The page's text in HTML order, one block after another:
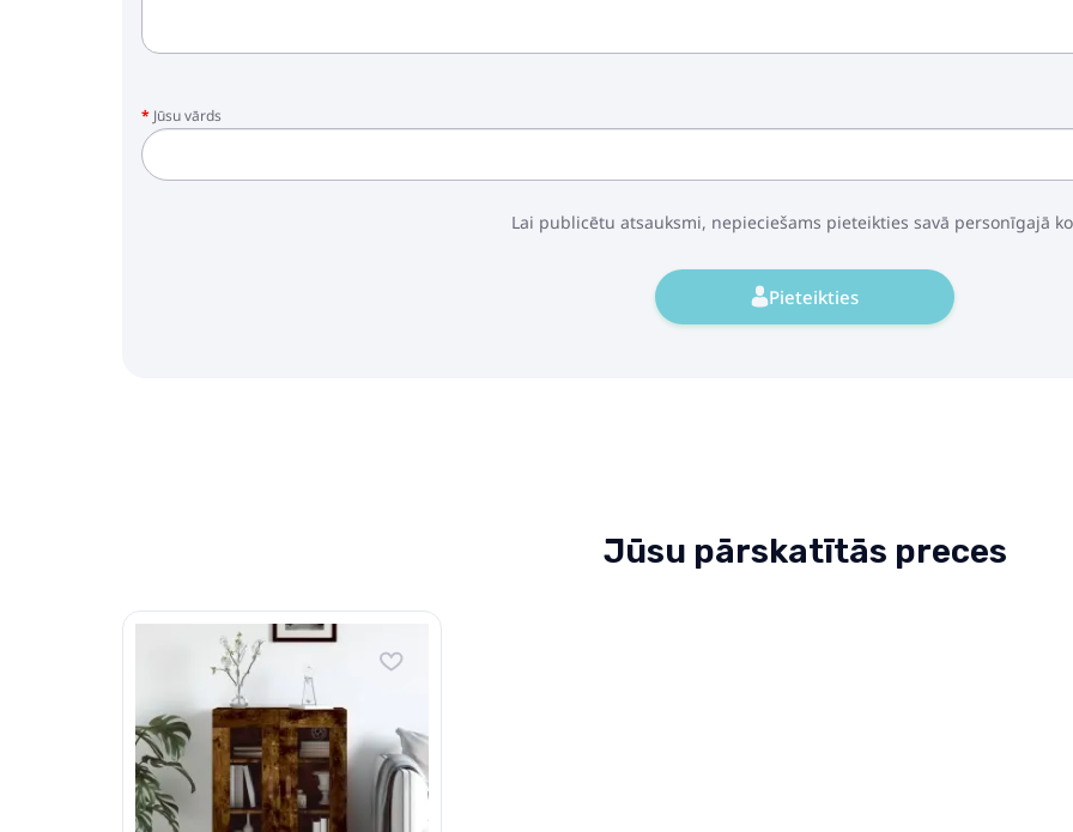
Jūsu vārds
Lai publicētu atsauksmi, nepieciešams pieteikties savā personīgajā
Pieteikties
Jūsu pārskatītās preces